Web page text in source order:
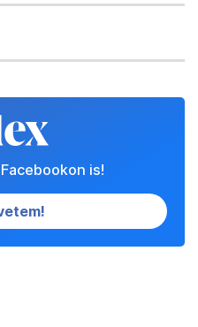
is!